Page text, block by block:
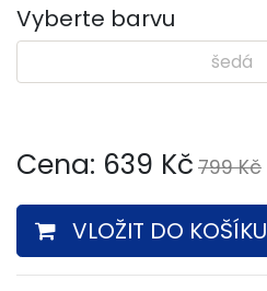
Vyberte barvu
šedá
Cena: 639 Kč 799 Kč
VLOŽIT DO KOŠÍKU